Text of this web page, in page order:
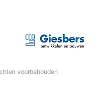
voorbehouden